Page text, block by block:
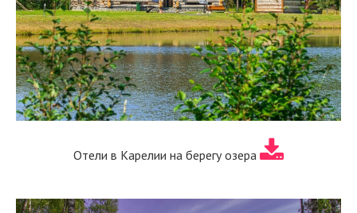
Отели в Карелии на берегу озера